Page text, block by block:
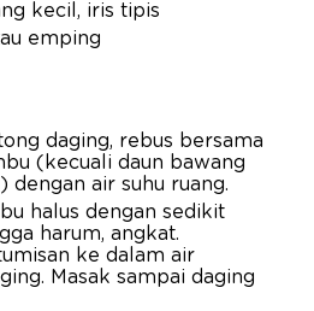
kecil, iris tipis
emping
daging, rebus bersama
(kecuali daun bawang
dengan air suhu ruang.
halus dengan sedikit
harum, angkat.
ke dalam air
Masak sampai daging